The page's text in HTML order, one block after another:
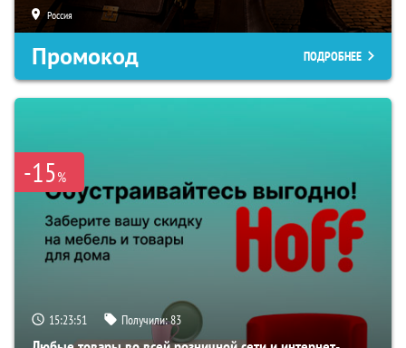
Россия
Промокод ПОДРОБНЕЕ
-15%
15:23:50 Получили:83